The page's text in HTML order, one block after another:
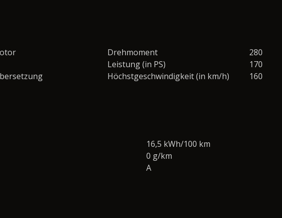
Drehmoment
280
Leistung (in PS)
170
Höchstgeschwindigkeit (in km/h)
160
16,5 kWh/100 km
0 g/km
A